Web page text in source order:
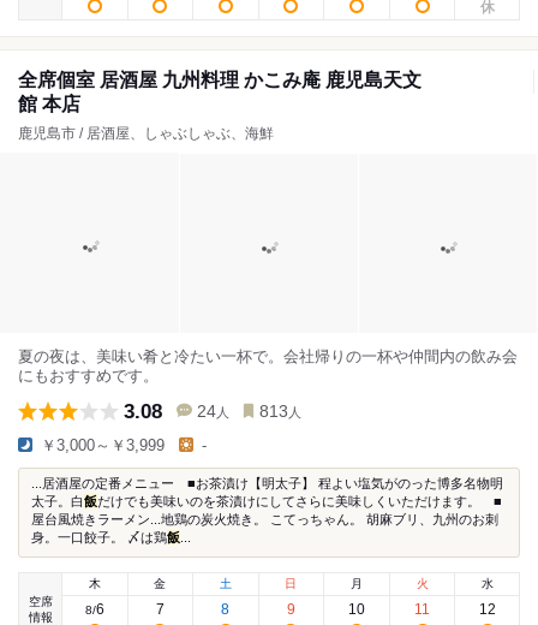
全席個室 居酒屋 九州料理 かこみ庵 鹿児島天文
館 本店
鹿児島市 / 居酒屋、しゃぶしゃぶ、海鮮
夏の夜は、美味い肴と冷たい一杯で。会社帰りの一杯や仲間内の飲み会
にもおすすめです。
3.08 24 人 813 人
￥3,000～￥3,999 -
...居酒屋の定番メニュー ■お茶漬け【明太子】 程よい塩気がのった博多名物明
太子。白飯だけでも美味いのを茶漬けにしてさらに美味しくいただけます。 ■
屋台風焼きラーメン...地鶏の炭火焼き。 こてっちゃん。 胡麻ブリ、九州のお刺
身。一口餃子。 〆は鶏飯
空席
情報
木
8/6
金
7
土
8
日
9
月
10
火
11
水
12